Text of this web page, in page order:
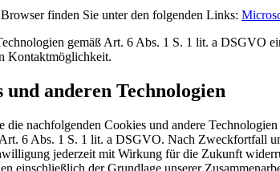
finden Sie unter den folgenden Links:
gemäß Art. 6 Abs. 1 S. 1 lit. a
Kontaktmöglichkeit.
und anderen Technologien
die nachfolgenden Cookies und andere
6 Abs. 1 S. 1 lit. a DSGVO. Nach Zweckfortfall
jederzeit mit Wirkung für die Zukunft
einschließlich der Grundlage unserer